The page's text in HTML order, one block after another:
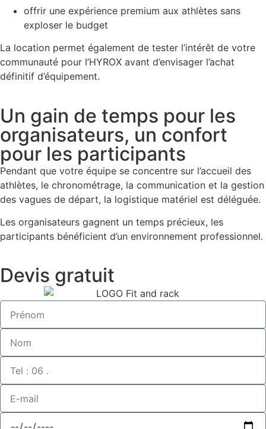
offrir une expérience premium aux athlètes sans
exploser le budget
La location permet également de tester l’intérêt de votre
communauté pour l’HYROX avant d’envisager l’achat
définitif d’équipement.
Un gain de temps pour les
organisateurs, un confort
pour les participants
Pendant que votre équipe se concentre sur l’accueil des
athlètes, le chronométrage, la communication et la gestion
des vagues de départ, la logistique matériel est déléguée.
Les organisateurs gagnent un temps précieux, les
participants bénéficient d’un environnement professionnel.
Devis gratuit